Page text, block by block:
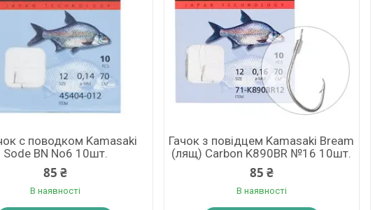
с поводком Kamasaki
Sode BN No6 10шт.
85 ₴
В наявності
Гачок з повідцем Kamasaki Bream
(лящ) Carbon K890BR №16 10шт.
85 ₴
В наявності